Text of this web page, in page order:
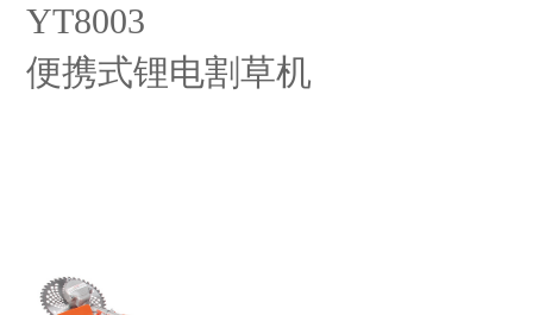
YT8003
便携式锂电割草机